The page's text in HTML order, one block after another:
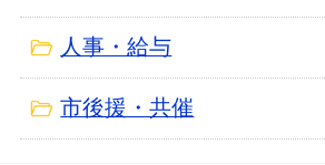
人事・給与
市後援・共催